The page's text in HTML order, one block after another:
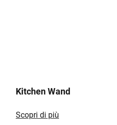
Kitchen Wand
Scopri di più